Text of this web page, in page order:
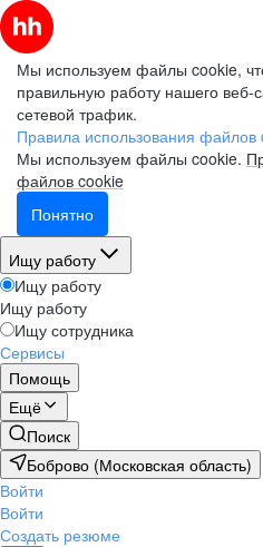
Мы используем файлы cookie,
правильную работу нашего веб-
сетевой трафик.
Правила использования файлов
Мы используем файлы cookie.
файлов cookie
Понятно
Ищу работу
Ищу работу
Ищу работу
Ищу сотрудника
Сервисы
Помощь
Ещё
Поиск
Боброво (Московская область)
Войти
Войти
Создать резюме